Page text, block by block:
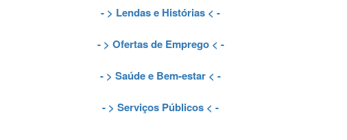
- > Lendas e Histórias < -
- > Ofertas de Emprego< -
- > Saúde e Bem-estar < -
- > Serviços Públicos < -